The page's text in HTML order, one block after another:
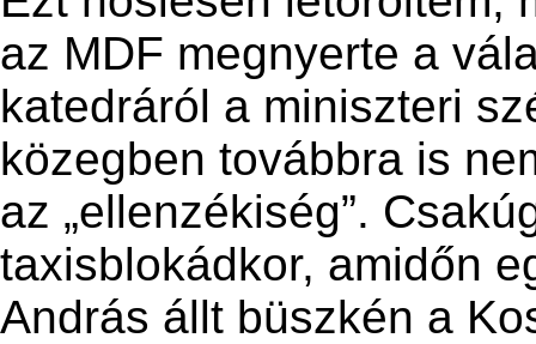
az MDF megnyerte a
katedráról a miniszteri
közegben továbbra is
az „ellenzékiség”.
taxisblokádkor, amidőn
András állt büszkén a